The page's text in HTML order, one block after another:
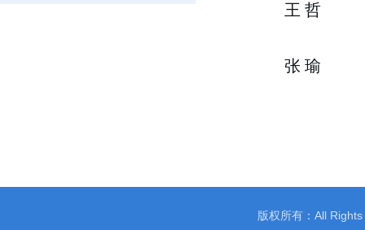
王 哲
张 瑜
版权所有：All